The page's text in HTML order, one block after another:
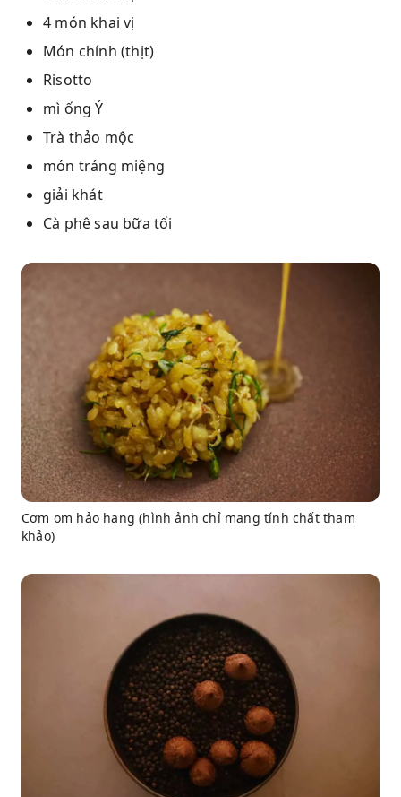
4 món khai vị
Món chính (thịt)
Risotto
mì ống Ý
Trà thảo mộc
món tráng miệng
giải khát
Cà phê sau bữa tối
Cơm om hảo hạng (hình ảnh chỉ mang tính chất tham
khảo)